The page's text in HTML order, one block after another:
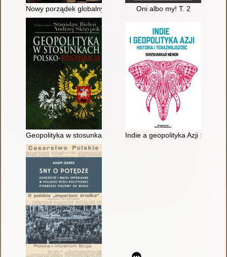
Nowy porządek globalny : mocarstwa, średniacy i niewidzialne
Oni albo my! T. 2
Geopolityka w stosunkach polsko-rosyjskich
Indie a geopolityka Azji :